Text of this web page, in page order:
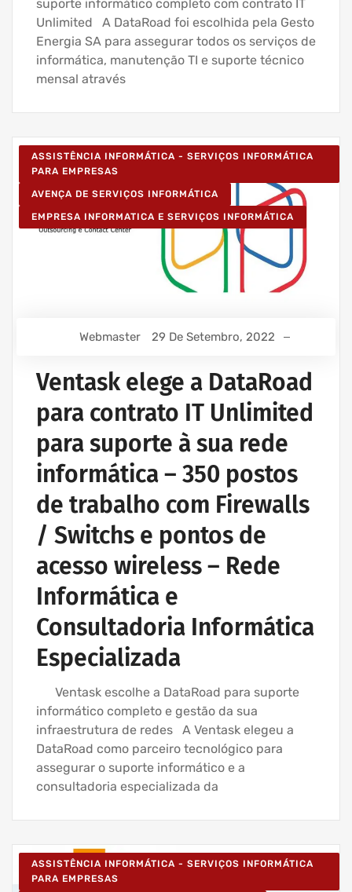
suporte informático completo com contrato IT
Unlimited A DataRoad foi escolhida pela Gesto
Energia SA para assegurar todos os serviços de
informática, manutenção TI e suporte técnico
mensal através
ASSISTÊNCIA INFORMÁTICA - SERVIÇOS INFORMÁTICA
PARA EMPRESAS
AVENÇA DE SERVIÇOS INFORMÁTICA
EMPRESA INFORMATICA E SERVIÇOS INFORMÁTICA
Webmaster 29 De Setembro, 2022
Ventask elege a DataRoad
para contrato IT Unlimited
para suporte à sua rede
informática – 350 postos
de trabalho com Firewalls
/ Switchs e pontos de
acesso wireless – Rede
Informática e
Consultadoria Informática
Especializada
Ventask escolhe a DataRoad para suporte
informático completo e gestão da sua
infraestrutura de redes A Ventask elegeu a
DataRoad como parceiro tecnológico para
assegurar o suporte informático e a
consultadoria especializada da
ASSISTÊNCIA INFORMÁTICA - SERVIÇOS INFORMÁTICA
PARA EMPRESAS